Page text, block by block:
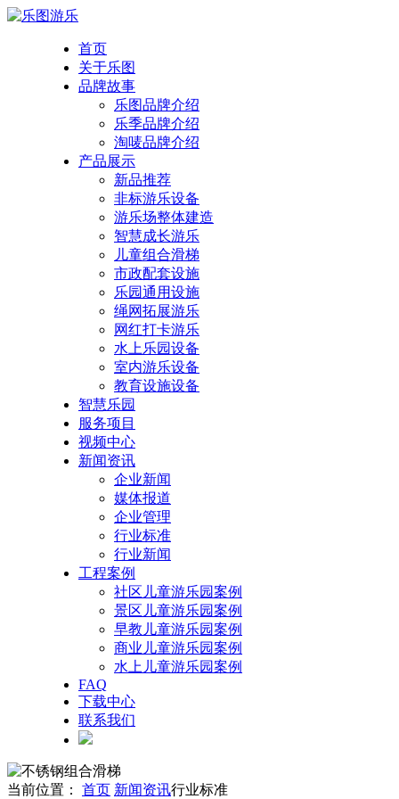
首页
关于乐图
品牌故事
乐图品牌介绍
乐季品牌介绍
淘唛品牌介绍
产品展示
新品推荐
非标游乐设备
游乐场整体建造
智慧成长游乐
儿童组合滑梯
市政配套设施
乐园通用设施
绳网拓展游乐
网红打卡游乐
水上乐园设备
室内游乐设备
教育设施设备
智慧乐园
服务项目
视频中心
新闻资讯
企业新闻
媒体报道
企业管理
行业标准
行业新闻
工程案例
社区儿童游乐园案例
景区儿童游乐园案例
早教儿童游乐园案例
商业儿童游乐园案例
水上儿童游乐园案例
FAQ
下载中心
联系我们
当前位置： 首页 新闻资讯行业标准